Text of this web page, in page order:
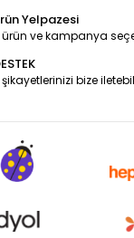
Yelpazesi
ürün ve kampanya
bize